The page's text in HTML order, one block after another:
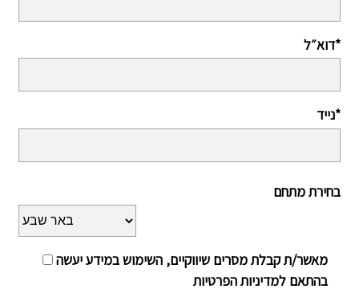
דוא״ל*
נייד*
בחירת מתחם
מאשר/ת קבלת מסרים שיווקיים, השימוש במידע יעשה
בהתאם למדיניות הפרטיות